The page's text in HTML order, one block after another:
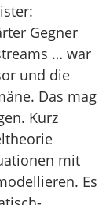
Gegner
… war
und die
Das mag
Kurz
mit
Es